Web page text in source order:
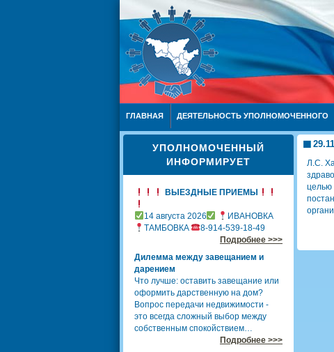
ГЛАВНАЯ ДЕЯТЕЛЬНОСТЬ УПОЛНОМОЧЕННОГО
УПОЛНОМОЧЕННЫЙ
ИНФОРМИРУЕТ
ВЫЕЗДНЫЕ ПРИЕМЫ
14 августа 2026
ИВАНОВКА
ТАМБОВКА
8-914-539-18-49
Подробнее >>>
Дилемма между завещанием и
дарением
Что лучше: оставить завещание или
оформить дарственную на дом?
Вопрос передачи недвижимости -
это всегда сложный выбор между
собственным спокойствием…
Подробнее >>>
Л.С.
целью